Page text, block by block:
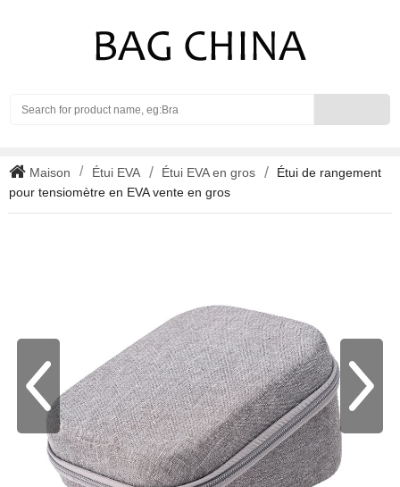
Maison Étui EVA Étui EVA en gros
Étui de rangement
pour tensiomètre en EVA vente en gros